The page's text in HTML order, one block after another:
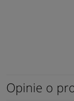
Opinie o